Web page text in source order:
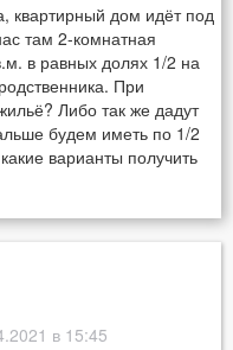
квартирный дом идёт под
там 2-комнатная
в равных долях 1/2 на
При
Либо так же дадут
будем иметь по 1/2
варианты получить
в 15:45